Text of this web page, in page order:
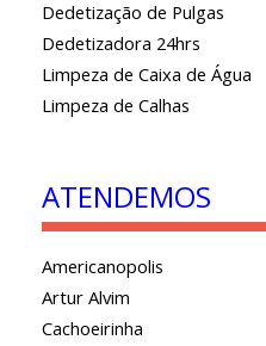
Dedetização de Pulgas
Dedetizadora 24hrs
Limpeza de Caixa de Água
Limpeza de Calhas
ATENDEMOS
Americanopolis
Artur Alvim
Cachoeirinha